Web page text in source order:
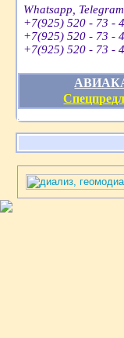
Whatsapp,
+7(925) 520 - 73 -
+7(925) 520 - 73 -
+7(925) 520 - 73 -